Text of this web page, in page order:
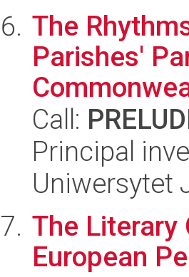
The
Parishes'
Call:
Principal
Uniwersytet
The Literary
European